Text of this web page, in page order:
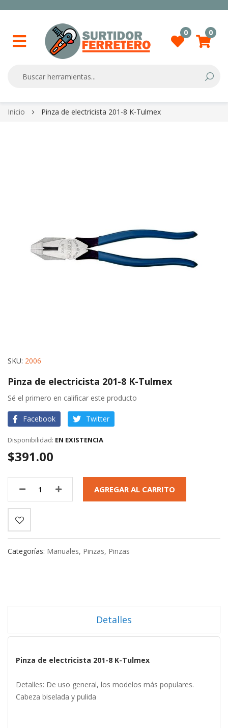
0 0
Skip
Inicio Pinza de electricista 201-8 K-Tulmex
Skip
the
beginning
of
the
gallery
SKU 2006
Pinza de electricista 201-8 K-Tulmex
Sé el primero en calificar este producto
Facebook Twitter
EN EXISTENCIA
$391.00
AGREGAR AL CARRITO
Categorías: Manuales, Pinzas, Pinzas
Detalles
Pinza de electricista 201-8 K-Tulmex
Detalles: De uso general, los modelos más populares.
Cabeza biselada y pulida